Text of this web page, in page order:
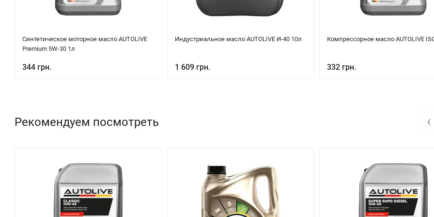
Синтетическое моторное масло AUTOLIVE
Premium 5W-30 1л
344 грн.
Индустриальное масло AUTOLIVE И-40 10л
1 609 грн.
Компрессорное масло AUTOLIVE
332 грн.
Рекомендуем посмотреть ‹